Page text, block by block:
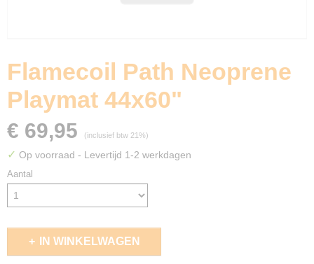
Flamecoil Path Neoprene
Playmat 44x60"
€ 69,95 (inclusief btw 21%)
✓ Op voorraad - Levertijd 1-2 werkdagen
Aantal
IN WINKELWAGEN